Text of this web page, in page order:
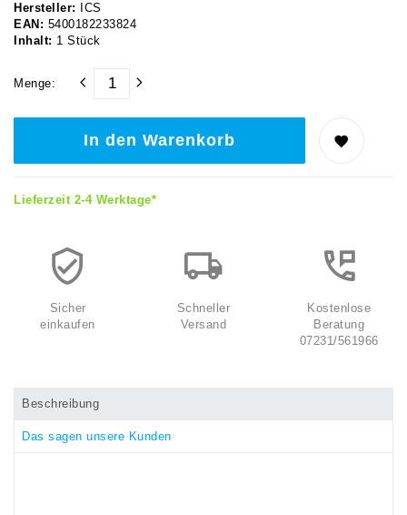
Hersteller:
ICS
EAN: 5400182233824
Inhalt: 1 Stück
Menge:
In den Warenkorb
Lieferzeit 2-4 Werktage*
Sicher
einkaufen
Schneller
Versand
Kostenlose
Beratung
07231/561966
Beschreibung
Das sagen unsere Kunden